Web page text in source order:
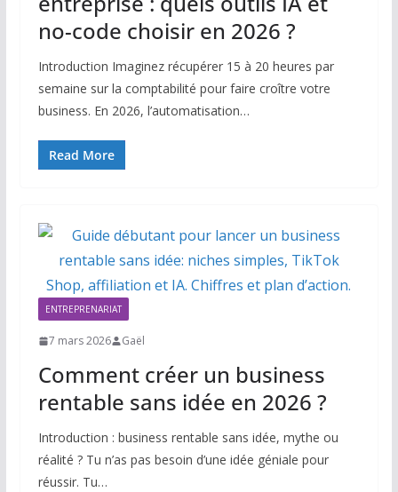
no-code choisir en 2026 ?
Introduction Imaginez récupérer 15 à 20 heures par
semaine sur la comptabilité pour faire croître votre
business. En 2026, l’automatisation…
Read More
ENTREPRENARIAT
7 mars 2026 Gaël
Comment créer un business
rentable sans idée en 2026 ?
Introduction : business rentable sans idée, mythe ou
réalité ? Tu n’as pas besoin d’une idée géniale pour
réussir. Tu…